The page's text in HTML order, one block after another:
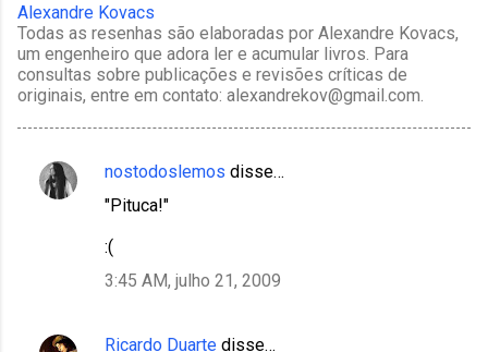
Alexandre Kovacs
Todas as resenhas são elaboradas por Alexandre Kovacs,
um engenheiro que adora ler e acumular livros. Para
consultas sobre publicações e revisões críticas de
originais, entre em contato: alexandrekov@gmail.com.
C
t
nostodoslemos disse…
"Pituca!"
:(
3:45 AM, julho 21, 2009
Ricardo Duarte disse…